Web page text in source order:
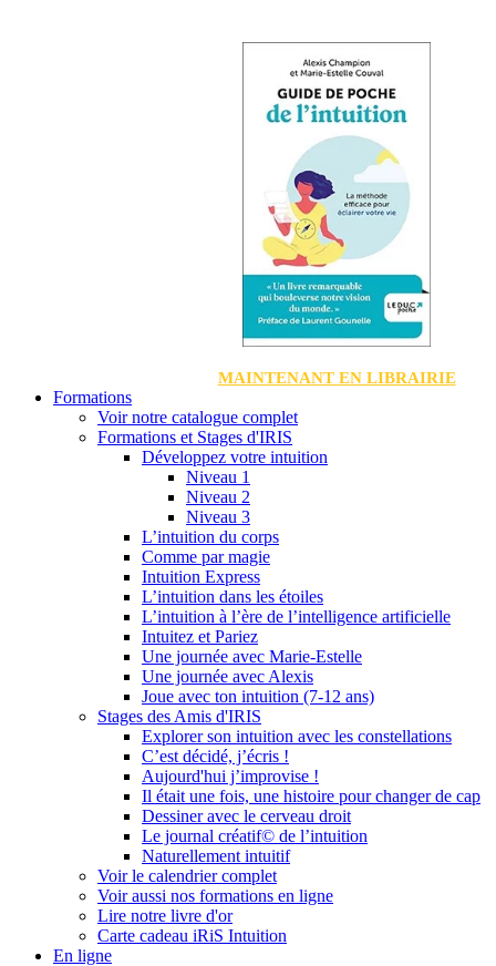
MAINTENANT EN LIBRAIRIE
Formations
Voir notre catalogue complet
Formations et Stages d'IRIS
Développez votre intuition
Niveau 1
Niveau 2
Niveau 3
L’intuition du corps
Comme par magie
Intuition Express
L’intuition dans les étoiles
L’intuition à l’ère de l’intelligence artificielle
Intuitez et Pariez
Une journée avec Marie-Estelle
Une journée avec Alexis
Joue avec ton intuition (7-12 ans)
Stages des Amis d'IRIS
Explorer son intuition avec les constellations
C’est décidé, j’écris !
Aujourd'hui j’improvise !
Il était une fois, une histoire pour changer de cap
Dessiner avec le cerveau droit
Le journal créatif© de l’intuition
Naturellement intuitif
Voir le calendrier complet
Voir aussi nos formations en ligne
Lire notre livre d'or
Carte cadeau iRiS Intuition
En ligne